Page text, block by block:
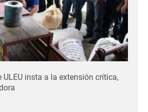
ULEU insta a la extensión crítica,